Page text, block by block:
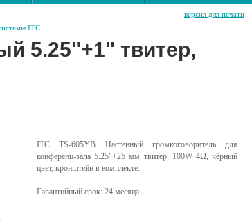
ITC
версия для печати
5.25"+1" твитер,
ITC TS-605YB Настенный громкоговоритель для
конференц-зала 5.25"+25 мм твитер, 100W 4Ω, чёрный
цвет, кронштейн в комплекте.
Гарантийный срок: 24 месяца